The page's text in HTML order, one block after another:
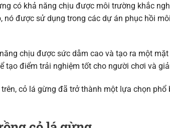
có khả năng chịu được môi trường khắc
nó được sử dụng trong các dự án phục hồi
chịu được sức dẫm cao và tạo ra một
tạo điểm trải nghiệm tốt cho người chơi và
cỏ lá gừng đã trở thành một lựa chọn